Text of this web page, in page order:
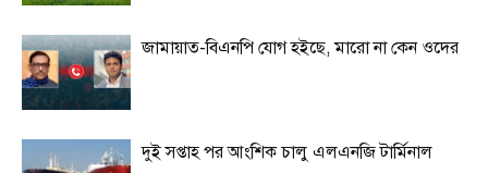
জামায়াত-বিএনপি যোগ হইছে, মারো না কেন ওদের
দুই সপ্তাহ পর আংশিক চালু এলএনজি টার্মিনাল